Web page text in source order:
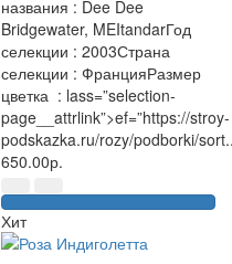
названия : Dee Dee
Bridgewater, MEItandarГод
селекции : 2003Страна
селекции : ФранцияРазмер
цветка : lass=”selection-
page__attrlink”>ef=”https://stroy-
podskazka.ru/rozy/podborki/
650.00р.
Хит